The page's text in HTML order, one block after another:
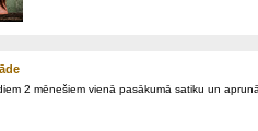
2 mēnešiem vienā pasākumā satiku un